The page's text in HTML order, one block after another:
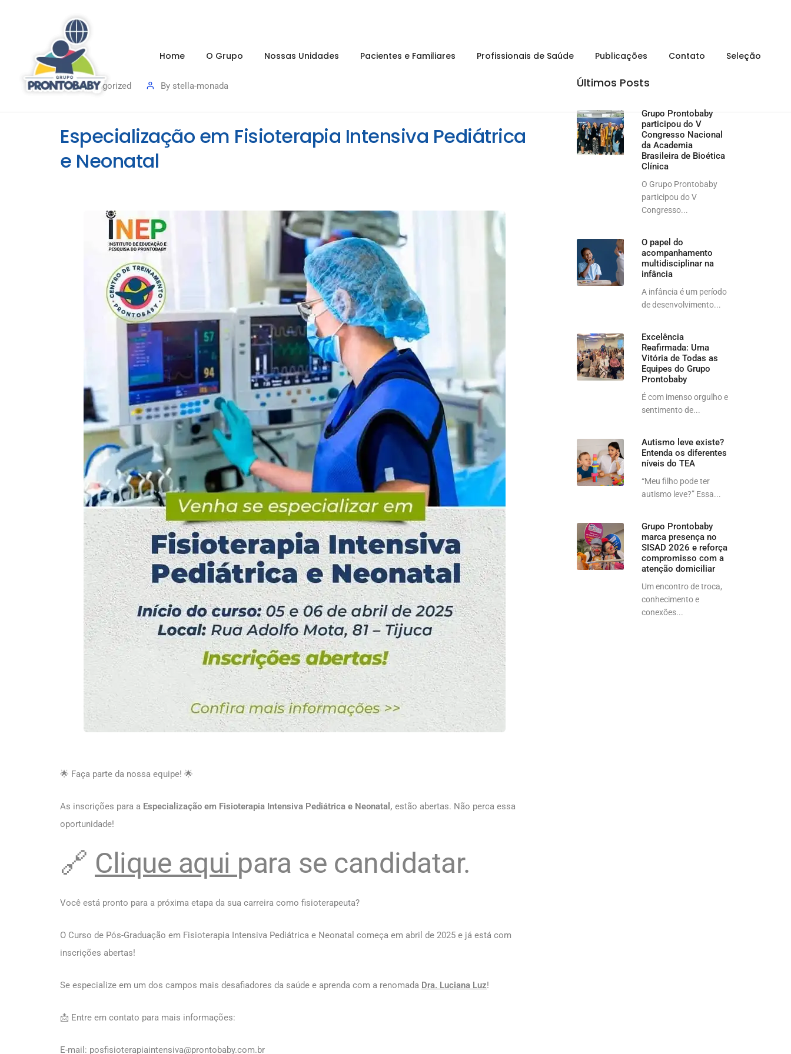
Home O Grupo Nossas Unidades Pacientes e Familiares Profissionais de Saúde Publicações Contato Seleção
Uncategorized By stella-monada
Especialização em Fisioterapia Intensiva Pediátrica
e Neonatal
🌟 Faça parte da nossa equipe! 🌟
As inscrições para a Especialização em Fisioterapia Intensiva Pediátrica e Neonatal, estão abertas. Não perca essa
oportunidade!
🔗 Clique aqui para se candidatar.
Você está pronto para a próxima etapa da sua carreira como fisioterapeuta?
O Curso de Pós-Graduação em Fisioterapia Intensiva Pediátrica e Neonatal começa em abril de 2025 e já está com
inscrições abertas!
Se especialize em um dos campos mais desafiadores da saúde e aprenda com a renomada Dra. Luciana Luz!
📩 Entre em contato para mais informações:
E-mail: posfisioterapiaintensiva@prontobaby.com.br
Últimos Posts
Grupo Prontobaby
participou do V
Congresso Nacional
da Academia
Brasileira de Bioética
Clínica
O Grupo Prontobaby
participou do V
Congresso...
O papel do
acompanhamento
multidisciplinar na
infância
A infância é um período
de desenvolvimento...
Excelência
Reafirmada: Uma
Vitória de Todas as
Equipes do Grupo
Prontobaby
É com imenso orgulho e
sentimento de...
Autismo leve existe?
Entenda os diferentes
níveis do TEA
“Meu filho pode ter
autismo leve?” Essa...
Grupo Prontobaby
marca presença no
SISAD 2026 e reforça
compromisso com a
atenção domiciliar
Um encontro de troca,
conhecimento e
conexões...